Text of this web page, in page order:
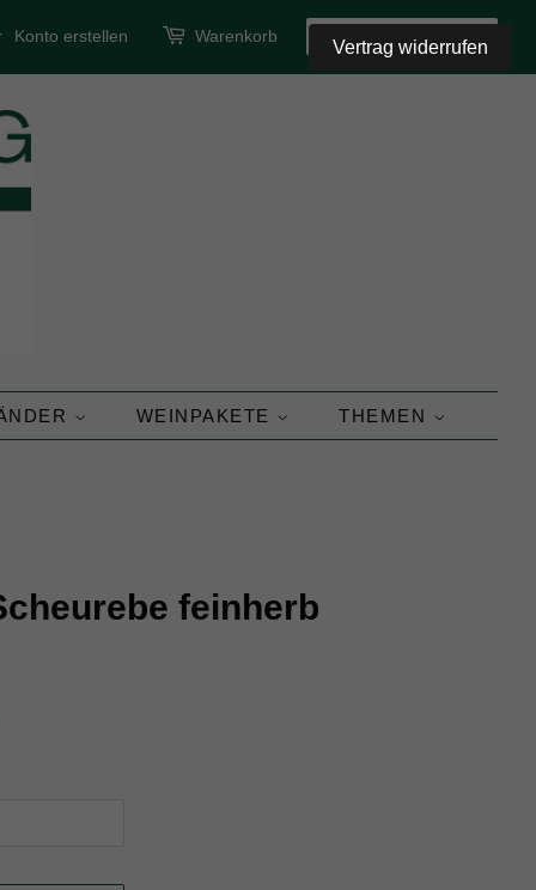
Konto erstellen Warenkorb SUCHEN
WEINPAKETE THEMEN
feinherb
Vertrag widerrufen